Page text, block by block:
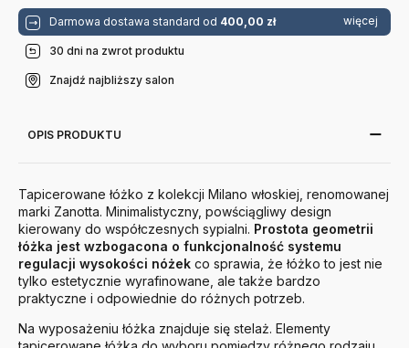
Darmowa dostawa standard od 400,00 zł więcej
30 dni na zwrot produktu
Znajdź najbliższy salon
OPIS PRODUKTU
Tapicerowane łóżko z kolekcji Milano włoskiej, renomowanej
marki Zanotta. Minimalistyczny, powściągliwy design
kierowany do współczesnych sypialni. Prostota geometrii
łóżka jest wzbogacona o funkcjonalność systemu
regulacji wysokości nóżek co sprawia, że łóżko to jest nie
tylko estetycznie wyrafinowane, ale także bardzo
praktyczne i odpowiednie do różnych potrzeb.
Na wyposażeniu łóżka znajduje się stelaż. Elementy